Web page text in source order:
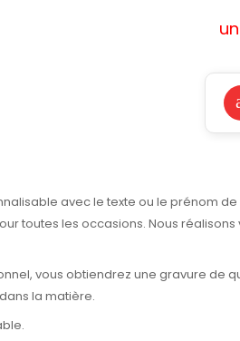
avec le texte ou le prénom
toutes les occasions. Nous
vous obtiendrez une gravure de
la matière.